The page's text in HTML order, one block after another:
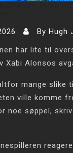
By Hugh
har lite til
Xabi Alonsos
mange slike
ville komme
noe søppel,